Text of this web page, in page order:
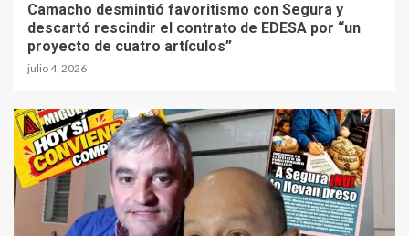
Camacho desmintió favoritismo con Segura y
descartó rescindir el contrato de EDESA por “un
proyecto de cuatro artículos”
julio 4, 2026